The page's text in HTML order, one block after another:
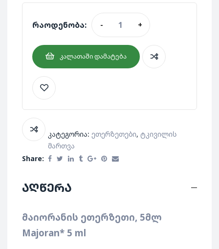
რაოდენობა: - +
ᲙᲐᲚᲐᲗᲐᲨᲘ ᲓᲐᲛᲐᲢᲔᲑᲐ
კატეგორია: Ეთერზეთები, Ტკივილის
Მართვა
Share:
აღწერა
მაიორანის ეთერზეთი, 5მლ
Majoran* 5 ml